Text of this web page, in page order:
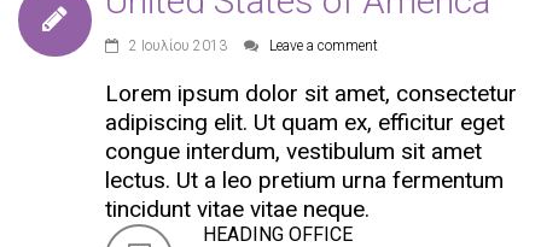
2 Ιουλίου 2013 Leave a comment
Lorem ipsum dolor sit amet, consectetur
adipiscing elit. Ut quam ex, efficitur eget
congue interdum, vestibulum sit amet
lectus. Ut a leo pretium urna fermentum
tincidunt vitae vitae neque.
HEADING OFFICE